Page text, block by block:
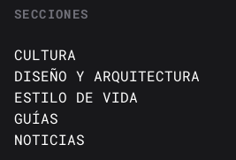
SECCIONES
CULTURA
DISEÑO Y ARQUITECTURA
ESTILO DE VIDA
GUÍAS
NOTICIAS